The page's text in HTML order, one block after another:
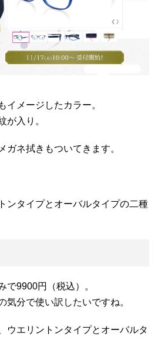
イメージしたカラー。
が入り。
ガネ拭きもついてきます。
ンタイプとオーバルタイプの二種
で9900円（税込）。
気分で使い訳したいですね。
ウエリントンタイプとオーバルタ